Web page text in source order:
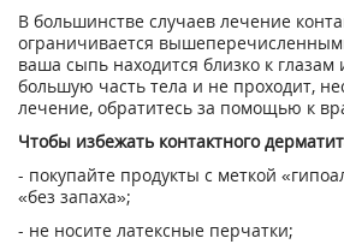
В большинстве случаев лечение
ограничивается
ваша сыпь находится близко к глазам
большую часть тела и не проходит,
лечение, обратитесь за помощью к
Чтобы избежать контактного
- покупайте продукты с меткой
«без запаха»;
- не носите латексные перчатки;